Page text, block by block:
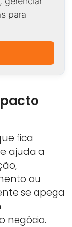
para
fica
ajuda a
ou
se apega
negócio.